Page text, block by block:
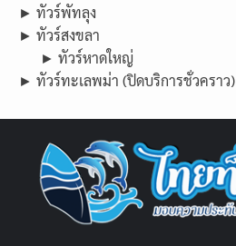
► ทัวร์พัทลุง
► ทัวร์สงขลา
► ทัวร์หาดใหญ่
► ทัวร์ทะเลพม่า (ปิดบริการชั่วคราว)